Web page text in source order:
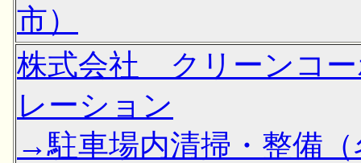
市）
株式会社 クリーンコ
レーション
→駐車場内清掃・整備（